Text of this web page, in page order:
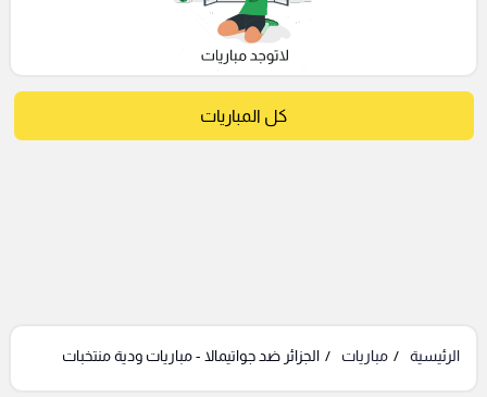
كل المباريات
الرئيسية مباريات الجزائر ضد جواتيمالا - مباريات ودية منتخبات